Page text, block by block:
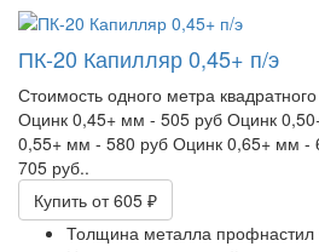
ПК-20 Капилляр 0,45+ п/э
Стоимость одного метра
Оцинк 0,45+ мм - 505 руб Оцинк
0,55+ мм - 580 руб Оцинк 0,65+ мм -
705 руб..
Купить от 605 ₽
Толщина металла профнастил